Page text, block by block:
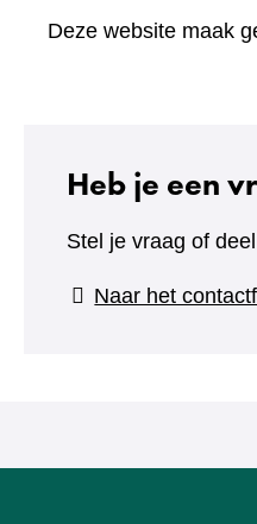
Deze website maak
Heb je een
Stel je vraag of
Naar het